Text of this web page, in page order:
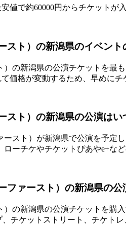
値で約60000円からチケットが
スト）の新潟県のイベント
）の新潟県の公演チケットを最
価格が変動するため、早めに
スト）の新潟県の公演はい
ースト）が新潟県で公演を予定
ーチケやチケットぴあやe+な
ファースト）の新潟県の公
）の新潟県の公演チケットを購
、チケットストリート、チケト